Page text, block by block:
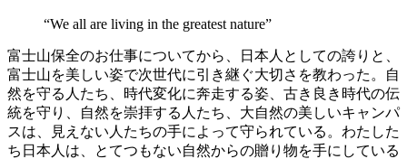
“We all are living in the greatest nature”
富士山保全のお仕事についてから、日本人としての誇りと、
富士山を美しい姿で次世代に引き継ぐ大切さを教わった。自
然を守る人たち、時代変化に奔走する姿、古き良き時代の伝
統を守り、自然を崇拝する人たち、大自然の美しいキャンパ
スは、見えない人たちの手によって守られている。わたした
ち日本人は、とてつもない自然からの贈り物を手にしている